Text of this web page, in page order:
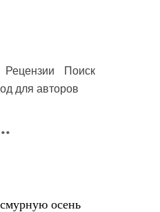
Рецензии
Поиск
для авторов
осень